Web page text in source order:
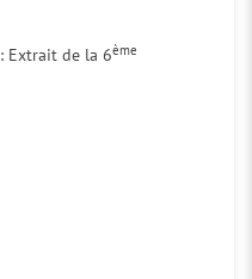
: Extrait de la 6ème